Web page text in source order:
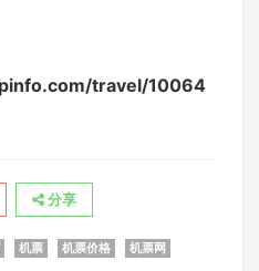
travel/10064
分享
机票 机票价格 机票网